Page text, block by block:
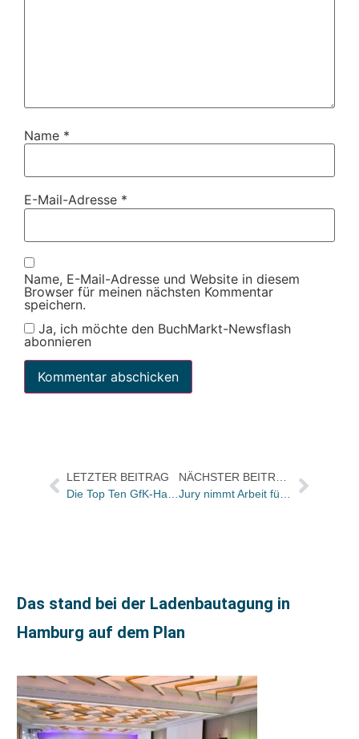
Name *
E-Mail-Adresse *
Name, E-Mail-Adresse und Website in diesem
Browser für meinen nächsten Kommentar
speichern.
Ja, ich möchte den BuchMarkt-Newsflash
abonnieren
LETZTER BEITRAG
Das stand bei der Ladenbautagung in
Hamburg auf dem Plan